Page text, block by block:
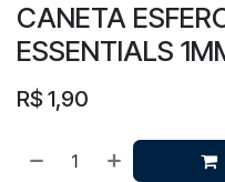
CANETA
ESSENTIALS
R$ 1,90